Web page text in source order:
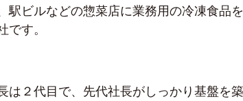
駅ビルなどの惣菜店に業務用の冷凍食品
です。
は２代目で、先代社長がしっかり基盤を